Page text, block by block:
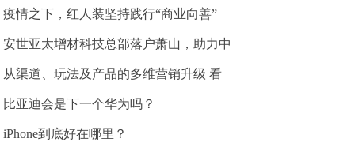
疫情之下，红人装坚持践行“商业向善”
安世亚太增材科技总部落户萧山，助力中
从渠道、玩法及产品的多维营销升级 看
比亚迪会是下一个华为吗？
iPhone到底好在哪里？